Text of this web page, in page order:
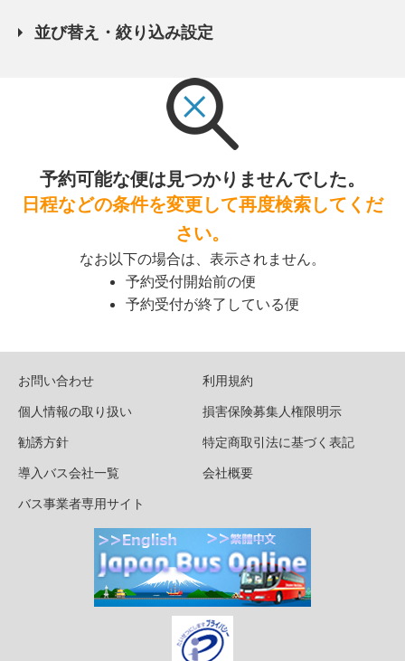
並び替え・絞り込み設定
予約可能な便は見つかりませんでした。
日程などの条件を変更して再度検索してくだ
さい。
なお以下の場合は、表示されません。
予約受付開始前の便
予約受付が終了している便
お問い合わせ
利用規約
個人情報の取り扱い
損害保険募集人権限明示
勧誘方針
特定商取引法に基づく表記
導入バス会社一覧
会社概要
バス事業者専用サイト